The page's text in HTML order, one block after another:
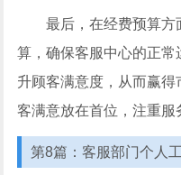
最后，在经费预算方
算，确保客服中心的正
升顾客满意度，从而赢
客满意放在首位，注重服
第8篇：客服部门个人